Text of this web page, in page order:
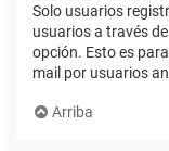
Solo usuarios
usuarios a través
opción. Esto es
mail por usuarios
Arriba